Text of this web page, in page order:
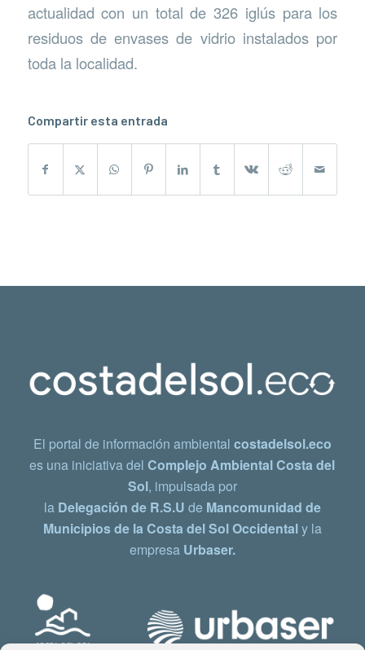
actualidad con un total de 326 iglús para los
residuos de envases de vidrio instalados por
toda la localidad.
Compartir esta entrada
El portal de información ambiental costadelsol.eco
es una iniciativa delComplejo Ambiental Costa del
Sol, impulsada por
la Delegación de R.S.U de Mancomunidad de
Municipios de la Costa del Sol Occidentaly la
empresa Urbaser.